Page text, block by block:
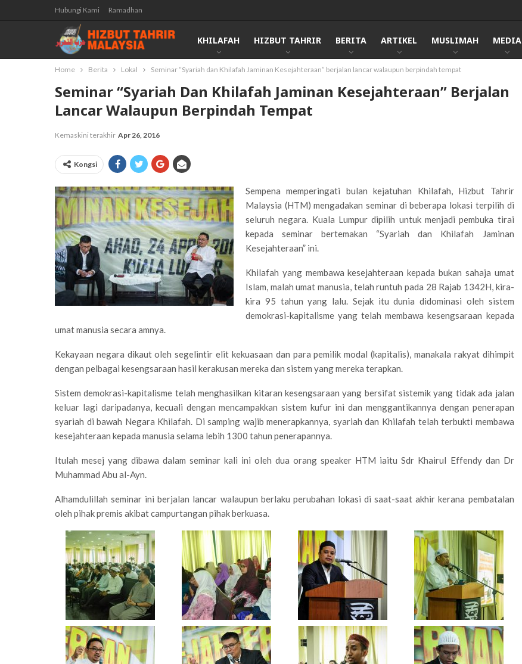
Hubungi Kami Ramadhan
KHILAFAH HIZBUT TAHRIR BERITA ARTIKEL MUSLIMAH MEDIA
Home Berita Lokal Seminar “Syariah dan Khilafah Jaminan Kesejahteraan” berjalan lancar walaupun berpindah tempat
Seminar “Syariah Dan Khilafah Jaminan Kesejahteraan” Berjalan
Lancar Walaupun Berpindah Tempat
Kemaskini terakhir Apr 26, 2016
Kongsi
Sempena memperingati bulan kejatuhan Khilafah, Hizbut Tahrir
Malaysia (HTM) mengadakan seminar di beberapa lokasi terpilih di
seluruh negara. Kuala Lumpur dipilih untuk menjadi pembuka tirai
kepada seminar bertemakan “Syariah dan Khilafah Jaminan
Kesejahteraan” ini.
Khilafah yang membawa kesejahteraan kepada bukan sahaja umat
Islam, malah umat manusia, telah runtuh pada 28 Rajab 1342H, kira-
kira 95 tahun yang lalu. Sejak itu dunia didominasi oleh sistem
demokrasi-kapitalisme yang telah membawa kesengsaraan kepada
umat manusia secara amnya.
Kekayaan negara dikaut oleh segelintir elit kekuasaan dan para pemilik modal (kapitalis), manakala rakyat dihimpit
dengan pelbagai kesengsaraan hasil kerakusan mereka dan sistem yang mereka terapkan.
Sistem demokrasi-kapitalisme telah menghasilkan kitaran kesengsaraan yang bersifat sistemik yang tidak ada jalan
keluar lagi daripadanya, kecuali dengan mencampakkan sistem kufur ini dan menggantikannya dengan penerapan
syariah di bawah Negara Khilafah. Di samping wajib menerapkannya, syariah dan Khilafah telah terbukti membawa
kesejahteraan kepada manusia selama lebih 1300 tahun penerapannya.
Itulah mesej yang dibawa dalam seminar kali ini oleh dua orang speaker HTM iaitu Sdr Khairul Effendy dan Dr
Muhammad Abu al-Ayn.
Alhamdulillah seminar ini berjalan lancar walaupun berlaku perubahan lokasi di saat-saat akhir kerana pembatalan
oleh pihak premis akibat campurtangan pihak berkuasa.